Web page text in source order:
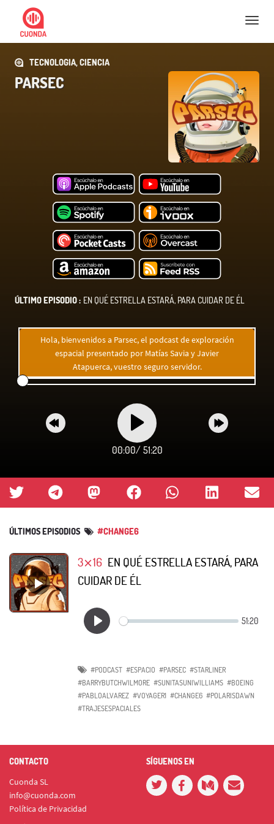
Nav
TECNOLOGIA, CIENCIA
PARSEC
ÚLTIMO EPISODIO : EN QUÉ ESTRELLA ESTARÁ, PARA CUIDAR DE ÉL
Hola, bienvenidos a Parsec, el podcast de exploración
espacial presentado por Matías Savia y Javier
Atapuerca, vuestro seguro servidor.
00:00/ 51:20
ÚLTIMOS EPISODIOS #CHANGE6
3⨯16 EN QUÉ ESTRELLA ESTARÁ, PARA
CUIDAR DE ÉL
#PODCAST #ESPACIO #PARSEC #STARLINER
#BARRYBUTCHWILMORE #SUNITASUNIWILLIAMS #BOEING
#PABLOALVAREZ #VOYAGER1 #CHANGE6 #POLARISDAWN
#TRAJESESPACIALES
CONTACTO
Cuonda SL
info@cuonda.com
Política de Privacidad
SÍGUENOS EN